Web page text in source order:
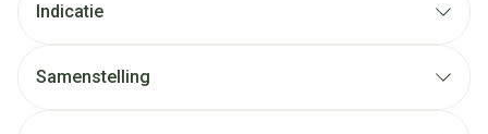
Indicatie
Samenstelling